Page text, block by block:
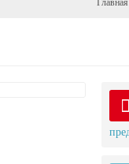
Главная